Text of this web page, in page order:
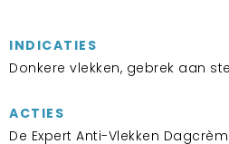
INDICATIES
Donkere vlekken, gebrek aan
ACTIES
De Expert Anti-Vlekken